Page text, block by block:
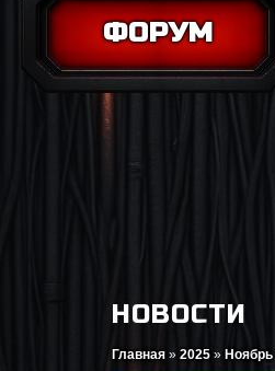
ФОРУМ
НОВОСТИ
Главная » 2025 » Ноябрь